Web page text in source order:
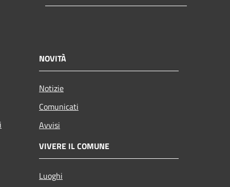
NOVITÀ
Notizie
Comunicati
Avvisi
VIVERE IL COMUNE
Luoghi